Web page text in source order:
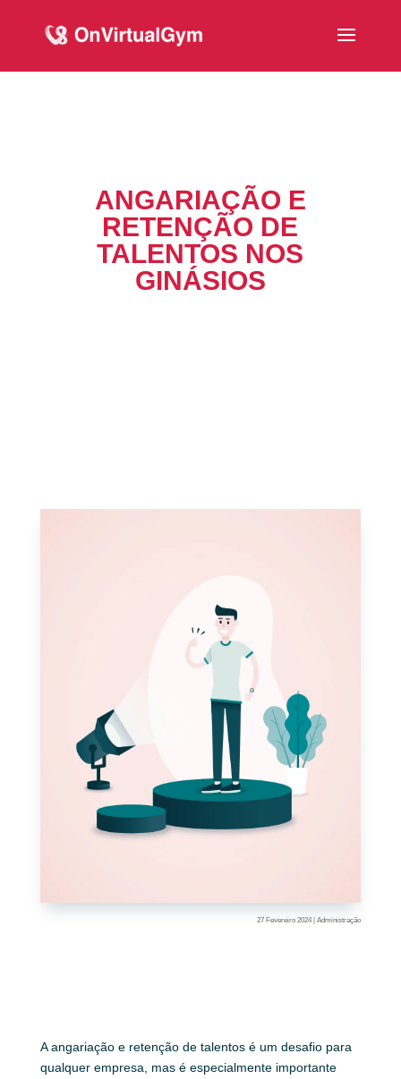
ANGARIAÇÃO E
RETENÇÃO DE
TALENTOS NOS
GINÁSIOS
27 Fevereiro 2024 |Administração
A angariação e retenção de talentos é um desafio para
qualquer empresa, mas é especialmente importante